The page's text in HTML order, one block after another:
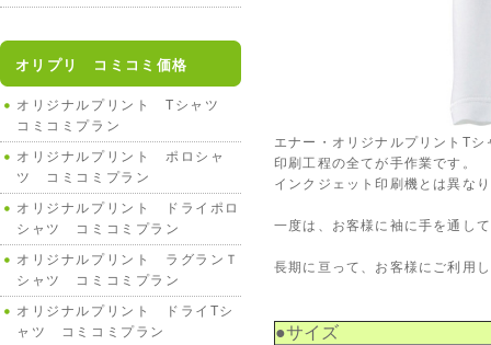
エナー・オリジナルプリントT
印刷工程の全てが手作業です。
インクジェット印刷機とは異な
一度は、お客様に袖に手を通し
長期に亘って、お客様にご利用
●サイズ
オリプリ コミコミ価格
オリジナルプリント Tシャツ
コミコミプラン
オリジナルプリント ポロシャ
ツ コミコミプラン
オリジナルプリント ドライポロ
シャツ コミコミプラン
オリジナルプリント ラグランＴ
シャツ コミコミプラン
オリジナルプリント ドライTシ
ャツ コミコミプラン